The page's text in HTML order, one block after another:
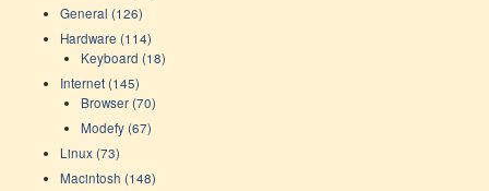
General (126)
Hardware (114)
Keyboard (18)
Internet (145)
Browser (70)
Modefy (67)
Linux (73)
Macintosh (148)